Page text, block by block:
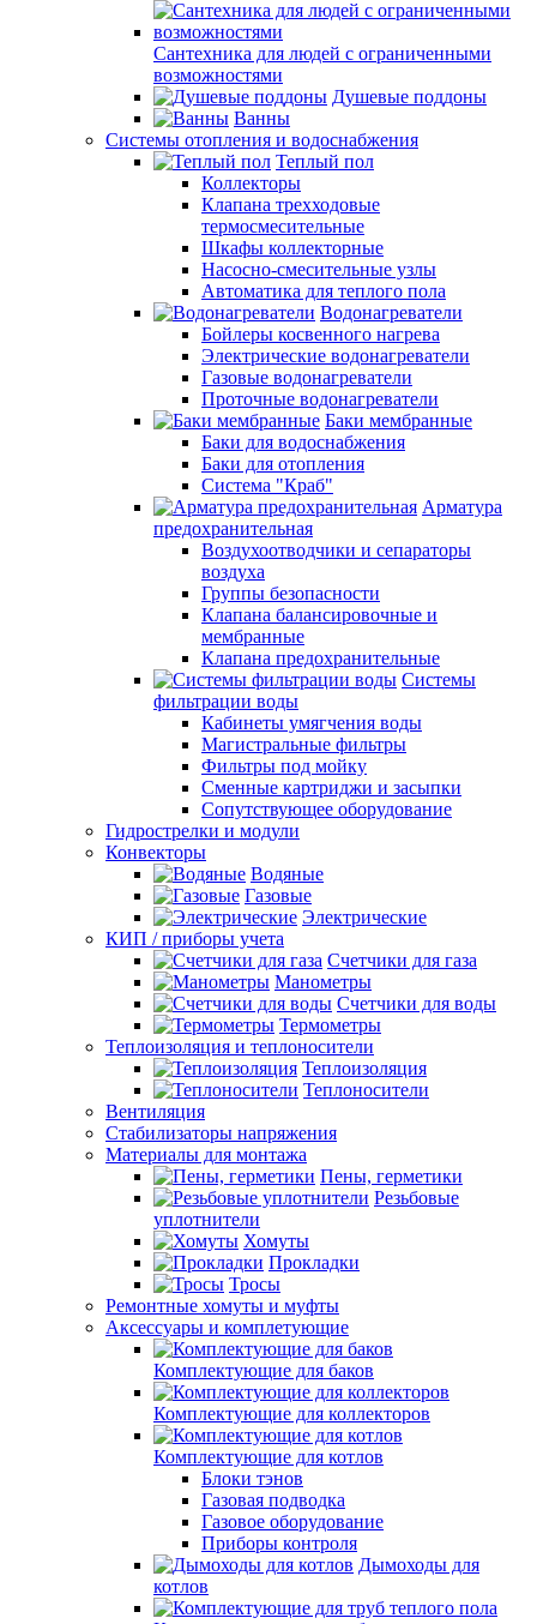
Сантехника для людей с ограниченными
возможностями
Душевые поддоны
Ванны
Системы отопления и водоснабжения
Теплый пол
Коллекторы
Клапана трехходовые
термосмесительные
Шкафы коллекторные
Насосно-смесительные узлы
Автоматика для теплого пола
Водонагреватели
Бойлеры косвенного нагрева
Электрические водонагреватели
Газовые водонагреватели
Проточные водонагреватели
Баки мембранные
Баки для водоснабжения
Баки для отопления
Система "Краб"
Арматура
предохранительная
Воздухоотводчики и сепараторы
воздуха
Группы безопасности
Клапана балансировочные и
мембранные
Клапана предохранительные
Системы
фильтрации воды
Кабинеты умягчения воды
Магистральные фильтры
Фильтры под мойку
Сменные картриджи и засыпки
Сопутствующее оборудование
Гидрострелки и модули
Конвекторы
Водяные
Газовые
Электрические
КИП / приборы учета
Счетчики для газа
Манометры
Счетчики для воды
Термометры
Теплоизоляция и теплоносители
Теплоизоляция
Теплоносители
Вентиляция
Стабилизаторы напряжения
Материалы для монтажа
Пены, герметики
Резьбовые
уплотнители
Хомуты
Прокладки
Тросы
Ремонтные хомуты и муфты
Аксессуары и комплетующие
Комплектующие для баков
Комплектующие для коллекторов
Комплектующие для котлов
Блоки тэнов
Газовая подводка
Газовое оборудование
Приборы контроля
Дымоходы для
котлов